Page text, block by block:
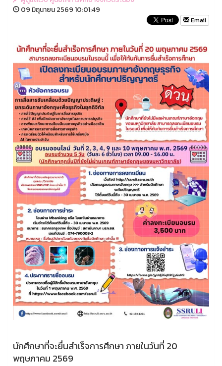
09 มิถุนายน 2569 10:01:49
Email
นักศึกษาที่จะยื่นสำเร็จการศึกษา ภายในวันที่ 20
พฤษภาคม 2569